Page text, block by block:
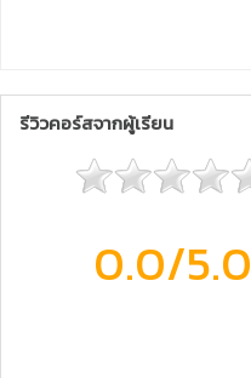
รีวิวคอร์สจากผู้เรียน
0.0/5.0